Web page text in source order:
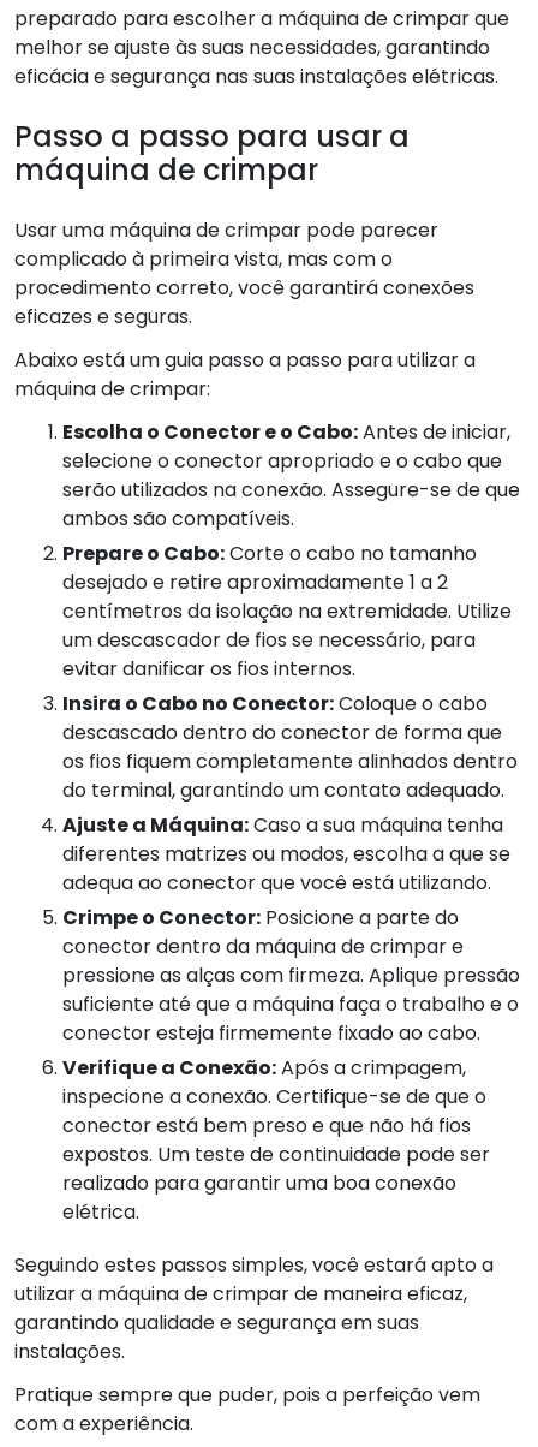
preparado para escolher a máquina de crimpar que
melhor se ajuste às suas necessidades, garantindo
eficácia e segurança nas suas instalações elétricas.
Passo a passo para usar a
máquina de crimpar
Usar uma máquina de crimpar pode parecer
complicado à primeira vista, mas com o
procedimento correto, você garantirá conexões
eficazes e seguras.
Abaixo está um guia passo a passo para utilizar a
máquina de crimpar:
Escolha o Conector e o Cabo:Antes de iniciar,
selecione o conector apropriado e o cabo que
serão utilizados na conexão. Assegure-se de que
ambos são compatíveis.
Prepare o Cabo:Corte o cabo no tamanho
desejado e retire aproximadamente 1 a 2
centímetros da isolação na extremidade. Utilize
um descascador de fios se necessário, para
evitar danificar os fios internos.
Insira o Cabo no Conector:Coloque o cabo
descascado dentro do conector de forma que
os fios fiquem completamente alinhados dentro
do terminal, garantindo um contato adequado.
Ajuste a Máquina:Caso a sua máquina tenha
diferentes matrizes ou modos, escolha a que se
adequa ao conector que você está utilizando.
Crimpe o Conector: Posicione a parte do
conector dentro da máquina de crimpar e
pressione as alças com firmeza. Aplique pressão
suficiente até que a máquina faça o trabalho e o
conector esteja firmemente fixado ao cabo.
Verifique a Conexão:Após a crimpagem,
inspecione a conexão. Certifique-se de que o
conector está bem preso e que não há fios
expostos. Um teste de continuidade pode ser
realizado para garantir uma boa conexão
elétrica.
Seguindo estes passos simples, você estará apto a
utilizar a máquina de crimpar de maneira eficaz,
garantindo qualidade e segurança em suas
instalações.
Pratique sempre que puder, pois a perfeição vem
com a experiência.